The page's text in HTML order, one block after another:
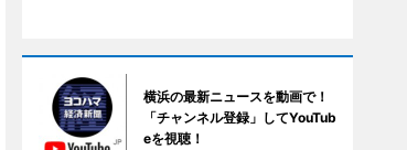
横浜の最新ニュースを動画で！
「チャンネル登録」してYouTub
eを視聴！